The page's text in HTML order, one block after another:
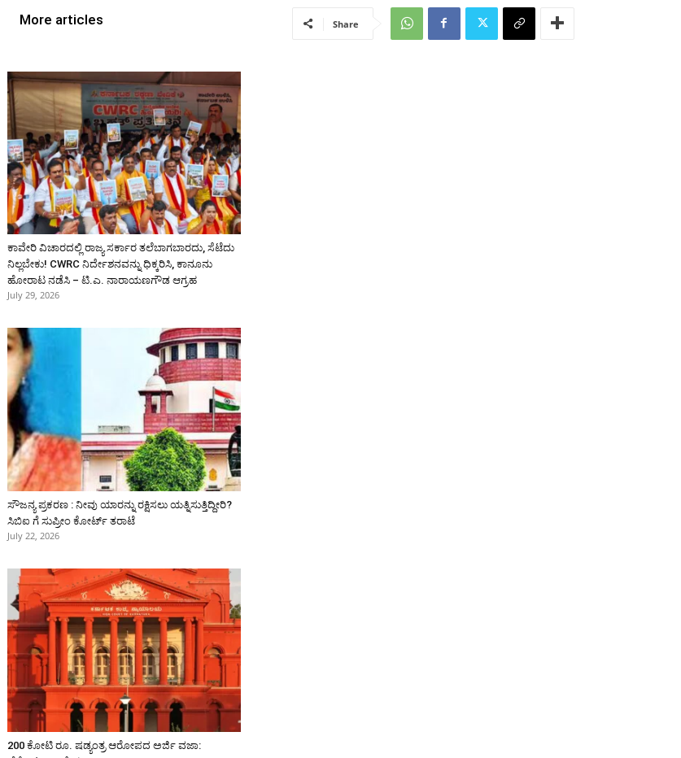
More articles
ಕಾವೇರಿ ವಿಚಾರದಲ್ಲಿ ರಾಜ್ಯ ಸರ್ಕಾರ ತಲೆಬಾಗಬಾರದು, ಸೆಟೆದು
ನಿಲ್ಲಬೇಕು! CWRC ನಿರ್ದೇಶನವನ್ನು ಧಿಕ್ಕರಿಸಿ, ಕಾನೂನು
ಹೋರಾಟ ನಡೆಸಿ – ಟಿ.ಎ. ನಾರಾಯಣಗೌಡ ಆಗ್ರಹ
July 29, 2026
ಸೌಜನ್ಯ ಪ್ರಕರಣ : ನೀವು ಯಾರನ್ನು ರಕ್ಷಿಸಲು ಯತ್ನಿಸುತ್ತಿದ್ದೀರಿ?
ಸಿಬಿಐ ಗೆ ಸುಪ್ರೀಂ ಕೋರ್ಟ್ ತರಾಟೆ
July 22, 2026
200 ಕೋಟಿ ರೂ. ಷಡ್ಯಂತ್ರ ಆರೋಪದ ಅರ್ಜಿ ವಜಾ:
Share